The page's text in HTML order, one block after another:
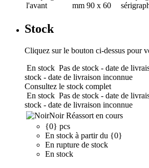
l'avant
mm 90 x 60
Stock
Cliquez sur le bouton ci-dessus pour
En stock Pas de stock - date de
stock - date de livraison inconnue
Consultez le stock complet
En stock Pas de stock - date de
stock - date de livraison inconnue
Noir Réassort en cours
{0} pcs
En stock à partir du {0}
En rupture de stock
En stock